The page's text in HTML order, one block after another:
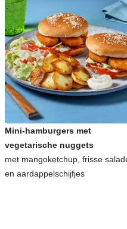
Makkelijke
Snelle
Mini-hamburgers met
vegetarische nuggets
met mangoketchup, frisse
en aardappelschijfjes